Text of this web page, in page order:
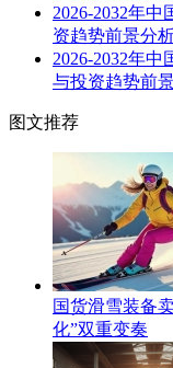
2026-2032年
资趋势前景分
2026-2032年
与投资趋势前
图文推荐
国货滑雪装备
化”双重变奏